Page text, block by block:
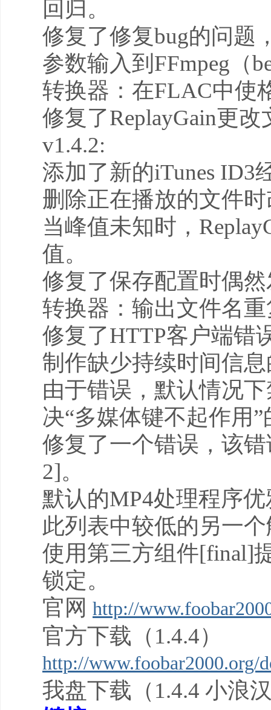
回归。
修复了修复bug的问题
参数输入到FFmpeg（
转换器：在FLAC中使
修复了ReplayGain更
v1.4.2:
添加了新的iTunes ID3
删除正在播放的文件
当峰值未知时，
值。
修复了保存配置时偶
转换器：输出文件名
修复了HTTP客户端错
制作缺少持续时间信
由于错误，默认情况
决“多媒体键不起作用
修复了一个错误，该
2]。
默认的MP4处理程序
此列表中较低的另一
使用第三方组件[final]
锁定。
官网 http://
官方下载（1.4.4）
http://www.foobar2000.org/
我盘下载（1.4.4 小浪